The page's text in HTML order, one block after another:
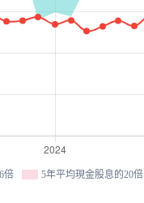
倍 5年平均現金股息的20倍